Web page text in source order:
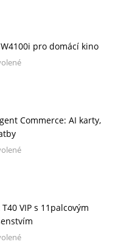
pro domácí kino
Commerce: AI karty,
VIP s 11palcovým